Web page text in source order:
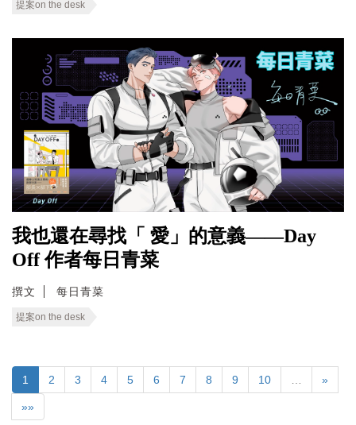
提案on the desk
我也還在尋找「 愛」的意義——Day
Off 作者每日青菜
撰文 每日青菜
提案on the desk
1 2 3 4 5 6 7 8 9 10 »
»»